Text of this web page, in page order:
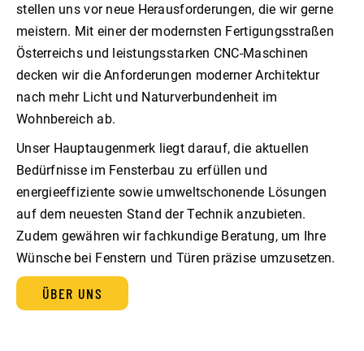
stellen uns vor neue Herausforderungen, die wir gerne
meistern. Mit einer der modernsten Fertigungsstraßen
Österreichs und leistungsstarken CNC-Maschinen
decken wir die Anforderungen moderner Architektur
nach mehr Licht und Naturverbundenheit im
Wohnbereich ab.
Unser Hauptaugenmerk liegt darauf, die aktuellen
Bedürfnisse im Fensterbau zu erfüllen und
energieeffiziente sowie umweltschonende Lösungen
auf dem neuesten Stand der Technik anzubieten.
Zudem gewähren wir fachkundige Beratung, um Ihre
Wünsche bei Fenstern und Türen präzise umzusetzen.
ÜBER UNS